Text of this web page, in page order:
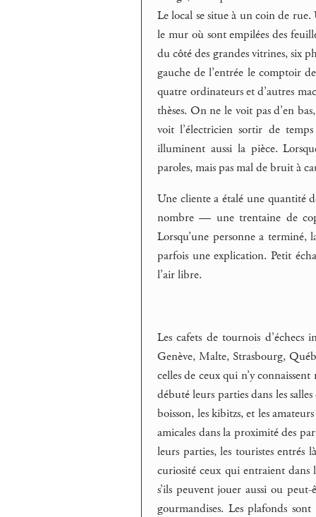
Le local se situe à un coin de
le mur où sont empilées des
du côté des grandes vitrines, six
gauche de l’entrée le comptoir
quatre ordinateurs et d’autres
thèses. On ne le voit pas d’en
voit l’électricien sortir de
illuminent aussi la pièce.
paroles, mais pas mal de bruit à
Une cliente a étalé une quantité
nombre — une trentaine de
Lorsqu’une personne a
parfois une explication. Petit
l’air libre.
Les cafets de tournois d’échecs
Genève, Malte, Strasbourg,
celles de ceux qui n’y
débuté leurs parties dans les
boisson, les kibitzs, et les
amicales dans la proximité des
leurs parties, les touristes entrés
curiosité ceux qui entraient
s’ils peuvent jouer aussi ou
gourmandises. Les plafonds